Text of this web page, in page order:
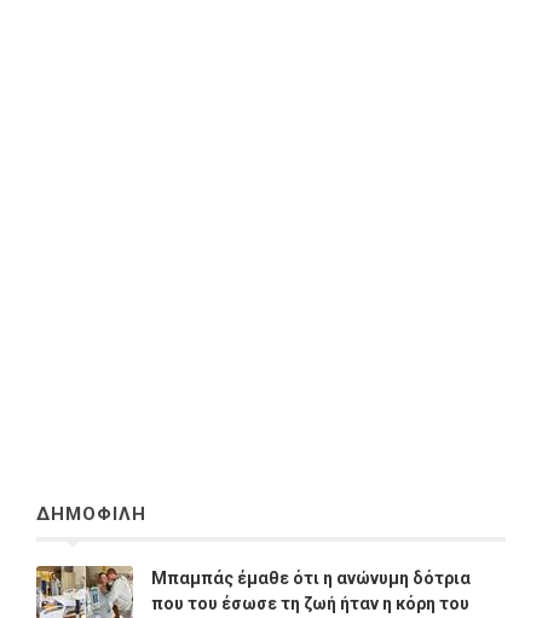
ΔΗΜΟΦΙΛΗ
Μπαμπάς έμαθε ότι η ανώνυμη δότρια
που του έσωσε τη ζωή ήταν η κόρη του